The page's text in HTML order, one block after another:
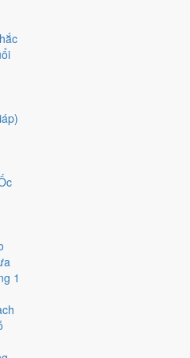
1
bình 7 việc chính chỉ
các quyết định lớn khó đảo ngược.
bên dưới.
hay xấu cho
cho 7 việc chính: cao nhất là
là
gặp Sao Kim Quỹ hoàng đạo nên
dưới.
ở
Bế kéo giảm điểm.